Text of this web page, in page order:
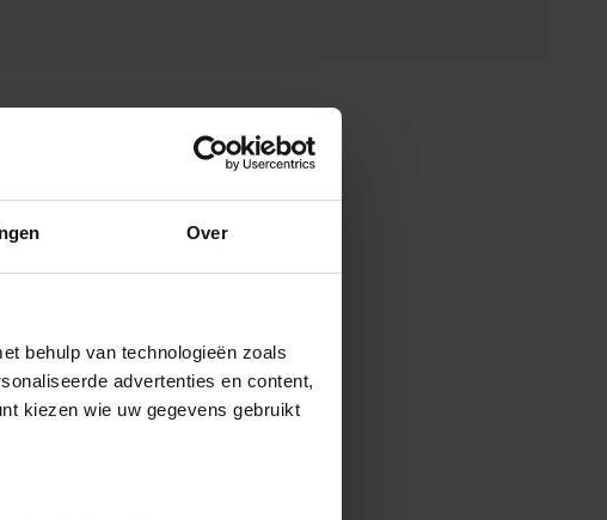
Over
behulp van technologieën zoals
advertenties en content,
kiezen wie uw gegevens gebruikt